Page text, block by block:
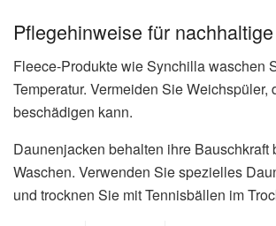
Pflegehinweise für
Fleece-Produkte wie Synchilla waschen
Temperatur. Vermeiden Sie Weichspüler,
beschädigen kann.
Daunenjacken behalten ihre Bauschkraft
Waschen. Verwenden Sie spezielles
und trocknen Sie mit Tennisbällen im